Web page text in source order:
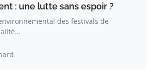
: une lutte sans espoir ?
des festivals de